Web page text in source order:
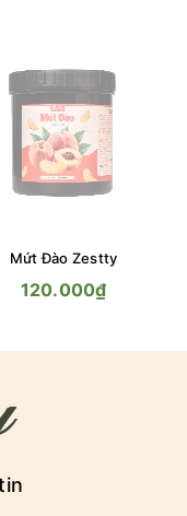
Mứt Đào Zestty
120.000₫